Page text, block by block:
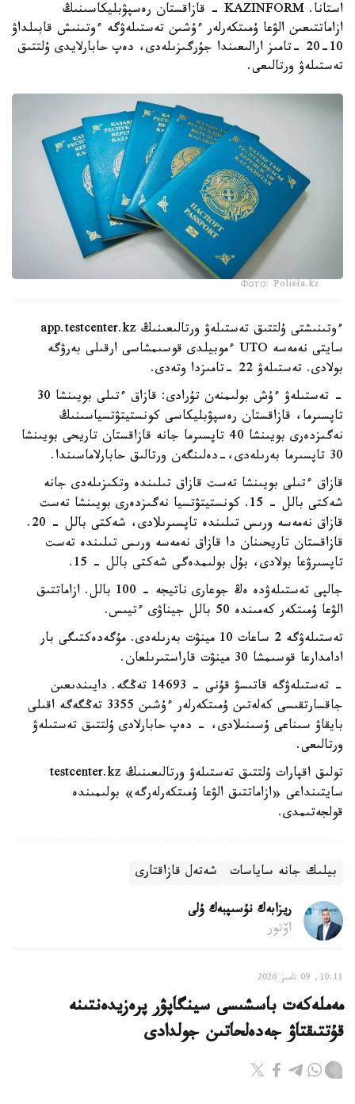
استانا. KAZINFORM - قازاقستان رەسپۋبليكاسىنىڭ
ازاماتتىعىن الۋعا ۇمىتكەرلەر ءۇشىن تەستىلەۋگە ءوتىنىش قابىلداۋ
10-20 -تامىز ارالىعىندا جۇرگىزىلەدى، دەپ حابارلايدى ۇلتتىق
تەستىلەۋ ورتالىعى.
Фото: Polisia.kz
ءوتىنىشتى ۇلتتىق تەستىلەۋ ورتالىعىنىڭ app.testcenter.kz
سايتى نەمەسە UTO ءموبيلدى قوسىمشاسى ارقىلى بەرۋگە
بولادى. تەستىلەۋ 22 -تامىزدا وتەدى.
- تەستىلەۋ ءۇش بولىمنەن تۇرادى: قازاق ءتىلى بويىنشا 30
تاپسىرما، قازاقستان رەسپۋبليكاسى كونستيتۋتسياسىنىڭ
نەگىزدەرى بويىنشا 40 تاپسىرما جانە قازاقستان تاريحى بويىنشا
30 تاپسىرما بەرىلەدى،-دەلىنگەن ورتالىق حابارلاماسىندا.
قازاق ءتىلى بويىنشا تەست قازاق تىلىندە وتكىزىلەدى جانە
شەكتى بالل - 15. كونستيتۋتسيا نەگىزدەرى بويىنشا تەست
قازاق نەمەسە ورىس تىلىندە تاپسىرىلادى، شەكتى بالل - 20.
قازاقستان تاريحىنان دا قازاق نەمەسە ورىس تىلىندە تەست
تاپسىرۋعا بولادى، بۇل بولىمدەگى شەكتى بالل - 15.
جالپى تەستىلەۋدە ەڭ جوعارى ناتيجە - 100 بالل. ازاماتتىق
الۋعا ۇمىتكەر كەمىندە 50 بالل جيناۋى ءتيىس.
تەستىلەۋگە 2 ساعات 10 مينۋت بەرىلەدى. مۇگەدەكتىگى بار
ادامدارعا قوسىمشا 30 مينۋت قاراستىرىلعان.
- تەستىلەۋگە قاتىسۋ قۇنى - 14693 تەڭگە. دايىندىعىن
جاقسارتقىسى كەلەتىن ۇمىتكەرلەر ءۇشىن 3355 تەڭگەگە اقىلى
بايقاۋ سىناعى ۇسىنىلادى، - دەپ حابارلادى ۇلتتىق تەستىلەۋ
ورتالىعى.
تولىق اقپارات ۇلتتىق تەستىلەۋ ورتالىعىنىڭ testcenter.kz
سايتىنداعى «ازاماتتىق الۋعا ۇمىتكەرلەرگە» بولىمىندە
قولجەتىمدى.
بيلىك جانە ساياسات شەتەل قازاقتارى
ريزابەك نۇسىپبەك ۇلى
اۆتور
10:11, 09 تامىز 2026
مەملەكەت باسشىسى سينگاپۋر پرەزيدەنتىنە
قۇتتىقتاۋ جەدەلحاتىن جولدادى